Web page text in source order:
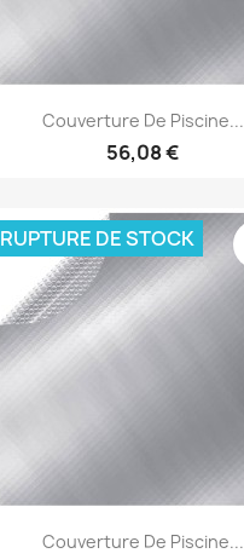
Couverture De Piscine...
56,08 €
Couverture De Piscine...
RUPTURE DE STOCK